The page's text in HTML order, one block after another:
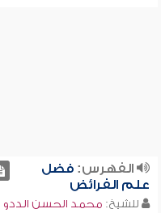
الفهرس:فضل
علم الفرائض
للشيخ: محمد الحسن الددو